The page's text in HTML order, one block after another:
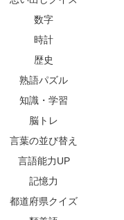
数字
時計
歴史
熟語パズル
知識・学習
脳トレ
言葉の並び替え
言語能力UP
記憶力
都道府県クイズ